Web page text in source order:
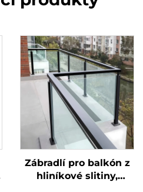
Zábradlí pro balkón z
hliníkové slitiny,